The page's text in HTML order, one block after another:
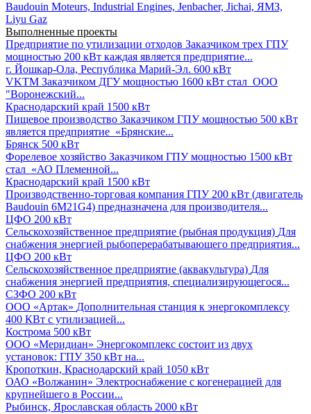
Baudouin Moteurs, Industrial Engines, Jenbacher, Jichai, ЯМЗ,
Liyu Gaz
Выполненные проекты
Предприятие по утилизации отходов Заказчиком трех ГПУ
мощностью 200 кВт каждая является предприятие...
г. Йошкар-Ола, Республика Марий-Эл. 600 кВт
VKTM Заказчиком ДГУ мощностью 1600 кВт стал ООО
"Воронежский...
Краснодарский край 1500 кВт
Пищевое производство Заказчиком ГПУ мощностью 500 кВт
является предприятие «Брянские...
Брянск 500 кВт
Форелевое хозяйство Заказчиком ГПУ мощностью 1500 кВт
стал «АО Племенной...
Краснодарский край 1500 кВт
Производственно-торговая компания ГПУ 200 кВт (двигатель
Baudouin 6M21G4) предназначена для производителя...
ЦФО 200 кВт
Сельскохозяйственное предприятие (рыбная продукция) Для
снабжения энергией рыбоперерабатывающего предприятия...
ЦФО 200 кВт
Сельскохозяйственное предприятие (аквакультура) Для
снабжения энергией предприятия, специализирующегося...
СЗФО 200 кВт
ООО «Артак» Дополнительная станция к энергокомплексу
400 КВт с утилизацией...
Кострома 500 кВт
ООО «Меридиан» Энергокомплекс состоит из двух
установок: ГПУ 350 кВт на...
Кропоткин, Краснодарский край 1050 кВт
ОАО «Волжанин» Электроснабжение с когенерацией для
крупнейшего в России...
Рыбинск, Ярославская область 2000 кВт